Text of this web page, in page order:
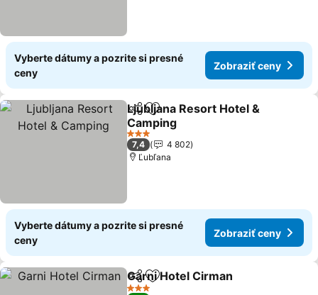
Vyberte dátumy a pozrite si presné
ceny
Zobraziť ceny
ZdieľaťPridať do obľúbených
Ljubljana Resort Hotel &
Camping
3 Počet hviezdičiek
7,4
4 802
Ľubľana
Vyberte dátumy a pozrite si presné
ceny
Zobraziť ceny
ZdieľaťPridať do obľúbených
Garni Hotel Cirman
3 Počet hviezdičiek